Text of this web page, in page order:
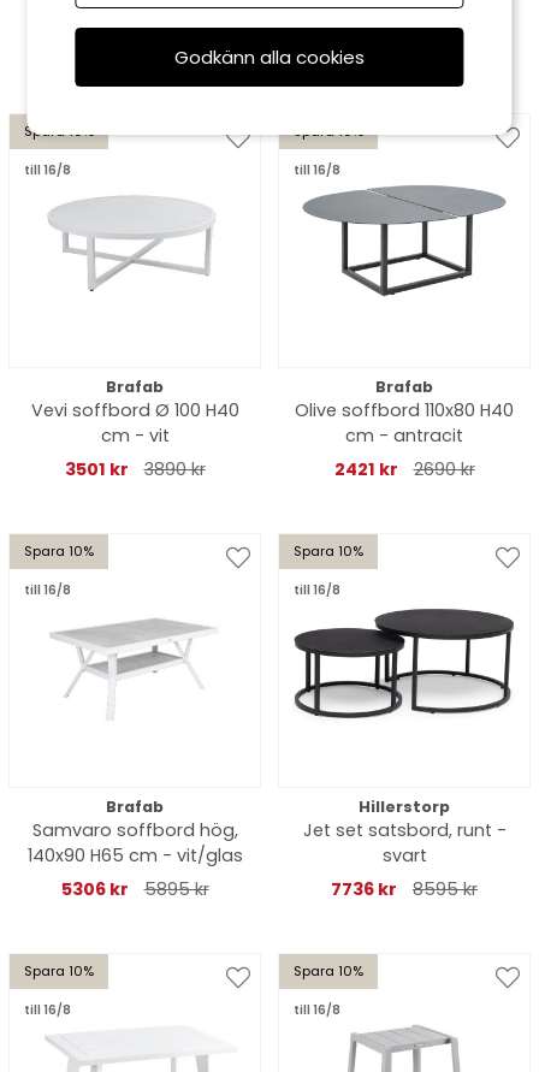
sänkbart 140x85 H49-73
7290 kr
cm - svart
1611 kr
Spara 10%
till 16/8
Brafab
Vevi soffbord Ø 100 H40
cm - vit
3501 kr
3890 kr
Spara 10%
till 16/8
Brafab
Olive soffbord 110x80 H40
cm - antracit
2421 kr
2690 kr
Spara 10%
till 16/8
Brafab
Samvaro soffbord hög,
140x90 H65 cm - vit/glas
5306 kr
5895 kr
Spara 10%
till 16/8
Hillerstorp
Jet set satsbord, runt -
svart
7736 kr
8595 kr
Spara 10%
till 16/8
Spara 10%
till 16/8
Godkänn alla cookies